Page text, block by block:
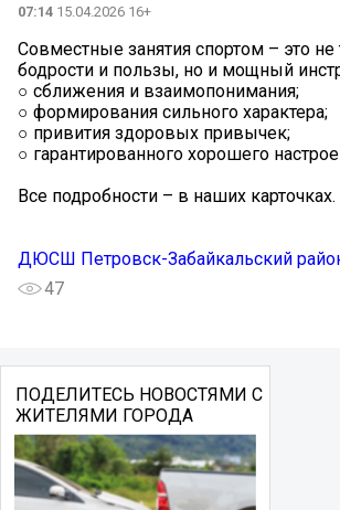
07:14 15.04.2026 16+
Совместные занятия спортом – это не
бодрости и пользы, но и мощный
○ сближения и взаимопонимания;
○ формирования сильного характера;
○ привития здоровых привычек;
○ гарантированного хорошего
Все подробности – в наших карточках.
ДЮСШ Петровск-Забайкальский
47
ПОДЕЛИТЕСЬ НОВОСТЯМИ С
ЖИТЕЛЯМИ ГОРОДА